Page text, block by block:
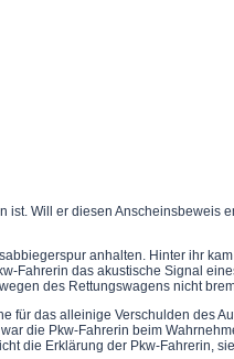
Will er diesen Anscheinsbeweis
anhalten. Hinter ihr
Fahrerin das akustische Signal
des Rettungswagens nicht
das alleinige Verschulden des
die Pkw-Fahrerin beim
die Erklärung der Pkw-Fahrerin,